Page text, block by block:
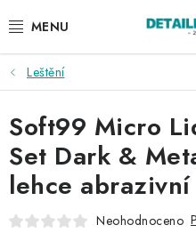
na
AKCE
NOVINKY
EXTERIÉR
INTERIÉR
Leštění
Soft99 Micro
Set Dark &
lehce
Neohodnoceno